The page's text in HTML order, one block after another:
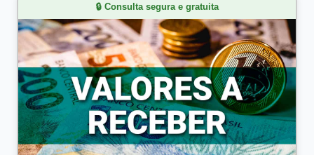
🔒 Consulta segura e gratuita